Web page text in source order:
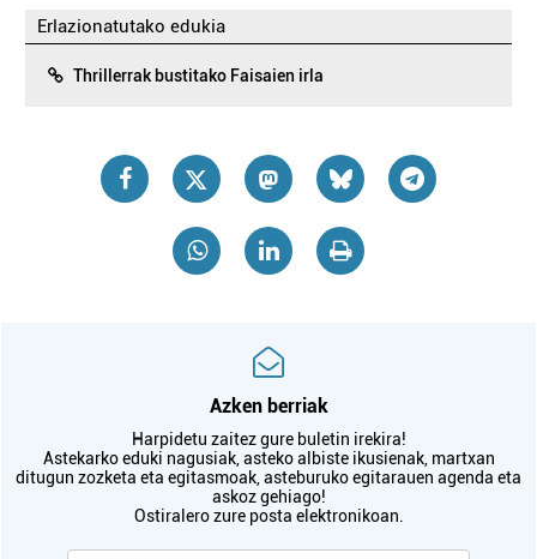
Erlazionatutako edukia
Thrillerrak bustitako Faisaien irla
Azken berriak
Harpidetu zaitez gure buletin irekira!
Astekarko eduki nagusiak, asteko albiste ikusienak, martxan
ditugun zozketa eta egitasmoak, asteburuko egitarauen agenda eta
askoz gehiago!
Ostiralero zure posta elektronikoan.